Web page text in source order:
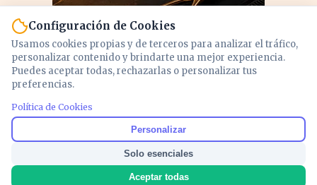
Configuración de Cookies
Usamos cookies propias y de terceros para analizar el tráfico,
personalizar contenido y brindarte una mejor experiencia.
Puedes aceptar todas, rechazarlas o personalizar tus
preferencias.
Política de Cookies
Personalizar
Solo esenciales
Aceptar todas